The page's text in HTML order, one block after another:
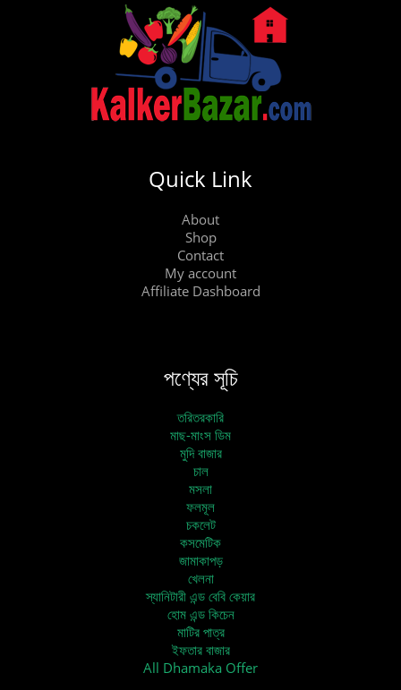
Quick Link
About
Shop
Contact
My account
Affiliate Dashboard
পণ্যের সূচি
তরিতরকারি
মাছ-মাংস ডিম
মুদি বাজার
চাল
মসলা
ফলমূল
চকলেট
কসমেটিক
জামাকাপড়
খেলনা
স্যানিটারী এন্ড বেবি কেয়ার
হোম এন্ড কিচেন
মাটির পাত্র
ইফতার বাজার
All Dhamaka Offer